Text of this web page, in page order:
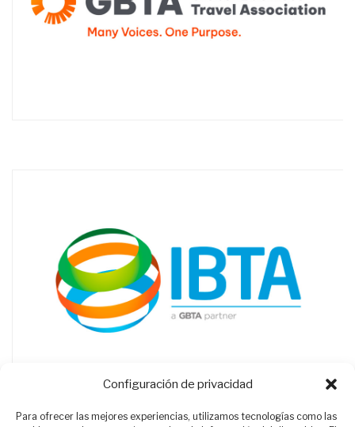
Configuración de privacidad
Para ofrecer las mejores experiencias, utilizamos tecnologías como las